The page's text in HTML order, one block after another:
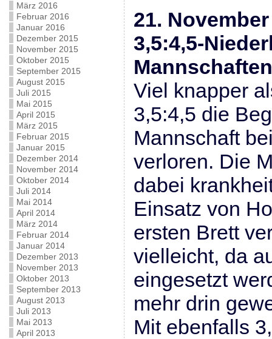
März 2016
Februar 2016
Januar 2016
Dezember 2015
November 2015
Oktober 2015
September 2015
August 2015
Juli 2015
Mai 2015
April 2015
März 2015
Februar 2015
Januar 2015
Dezember 2014
November 2014
Oktober 2014
Juli 2014
Mai 2014
April 2014
März 2014
Februar 2014
Januar 2014
Dezember 2013
November 2013
Oktober 2013
September 2013
August 2013
Juli 2013
Mai 2013
April 2013
21.
3,5:4,5-
Mannschaften
Viel knapper
3,5:4,5 die
Mannschaft
verloren. Die
dabei
Einsatz von
ersten Brett
vielleicht, da
eingesetzt
mehr drin
Mit ebenfalls